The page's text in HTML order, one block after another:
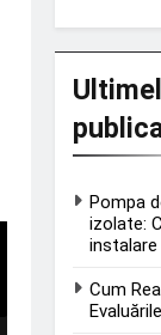
Pompa
izolate:
instalare
Cum